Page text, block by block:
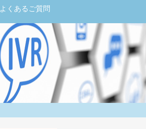
よくあるご質問